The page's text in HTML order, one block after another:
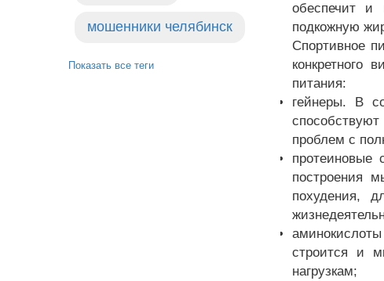
мошенники челябинск
Показать все теги
обеспечит и
подкожную
Спортивное
конкретного
питания:
гейнеры. В
проблем с
протеиновые
построения
похудения,
строится и
нагрузкам;